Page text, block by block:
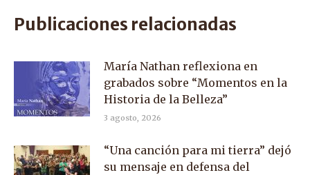
Publicaciones relacionadas
María Nathan reflexiona en
grabados sobre “Momentos en la
Historia de la Belleza”
3 agosto, 2026
“Una canción para mi tierra” dejó
su mensaje en defensa del